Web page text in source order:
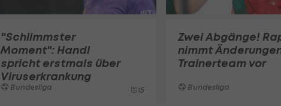
"Schlimmster
Moment": Handl
spricht erstmals über
Viruserkrankung
Bundesliga 15
Zwei Abgänge!
nimmt Änderungen
Trainerteam vor
Bundesliga